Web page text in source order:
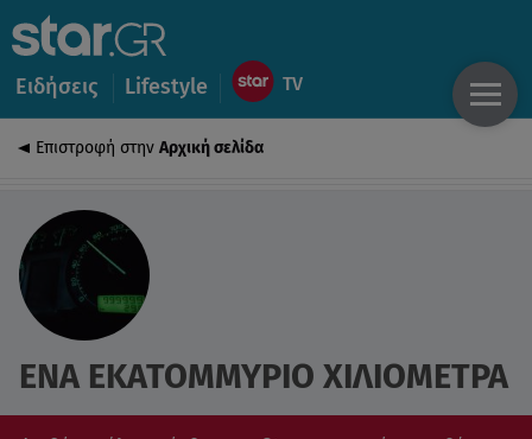
Ειδήσεις Lifestyle
Επιστροφή στην Αρχική σελίδα
ΕΝΑ ΕΚΑΤΟΜΜΥΡΙΟ ΧΙΛΙΟΜΕΤΡΑ